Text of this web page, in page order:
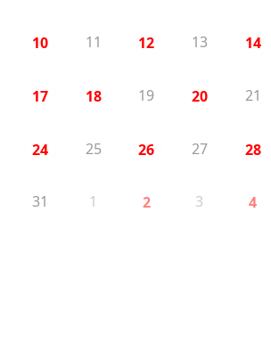
10 11 12 13 14
17 18 19 20 21
24 25 26 27 28
31 1 2 3 4